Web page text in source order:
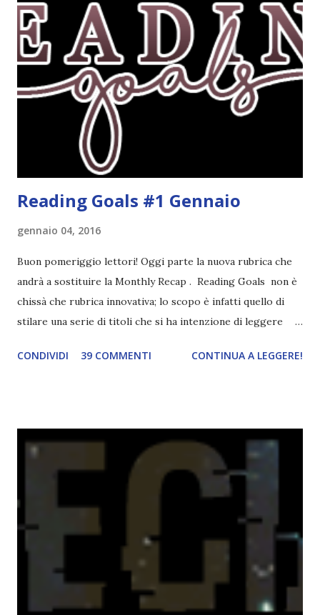
ricoprire più di un obiettivo. Riportandovi l'esempio che ho
fatto nell'altro post, se leggo un libro horror sulle sirene
scritto dal mio autore preferito, tecnicamente ho già
completato tre degli obiettivi della mia lista . Non importa
leggere 345.453.312 libri, ma maturare come lettore,
uscendo fuori dalla propria comfort zone. Come
partecipare Per partecipare non dovete fare altro che
Reading Goals #1 Gennaio
gennaio 04, 2016
Buon pomeriggio lettori! Oggi parte la nuova rubrica che
andrà a sostituire la Monthly Recap . Reading Goals non è
chissà che rubrica innovativa; lo scopo è infatti quello di
stilare una serie di titoli che si ha intenzione di leggere
una rubrica per tenere sotto controllo le reading
spaziare con i generi letterari e non limitarmi al fantasy.
Per farvi un esempio nel 2015 mi sembra di aver letto
troppi libri impegnativi e davvero pochi libri "leggeri", il
che non è sempre un bene. Credo che sia stata la principale
causa per il mio calo di letture. Comunque, ogni mese -
nessun giorno fisso, però - pubblicherò questo post.
Spero che la rubrica sia di vostro gradimento. GENNAIO
TBR+OBIETTIVI Questa è la mia tbr del mese...
CONDIVIDI 39 COMMENTI CONTINUA A LEGGERE!